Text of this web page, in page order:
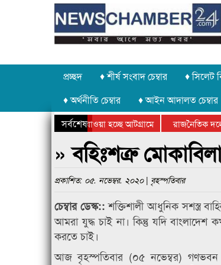
প্রচ্ছদ ♦ শীর্ষ সংবাদ চেম্বার ♦ সিলেট
♦ অর্থনীতি চেম্বার
♦ আইন আদালত চেম্বার
সর্বশেষ
চুরি করে নিয়ে যাওয়া হচ্ছে আটগ্রামে রাজনৈতিক
ক্রীড়া প্রতিযোগিতার পুরস্কার বিতরণ সম্পন্ন
সিলেটে
» বহিঃশত্রু
প্রকাশিত: ০৫. নভেম্বর. ২০২০ | বৃহস্পতিবার
চেম্বার ডেস্ক::শক্তিশালী আধুনিক সশস্ত্র
আমরা যুদ্ধ চাই না। কিন্তু যদি
করতে চাই।
আজ বৃহস্পতিবার (০৫ নভেম্বর) গণভবন